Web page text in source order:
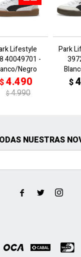
Lifestyle
40049701 -
Negro
$4.490
$4.990
Park
$
NUESTRAS
  